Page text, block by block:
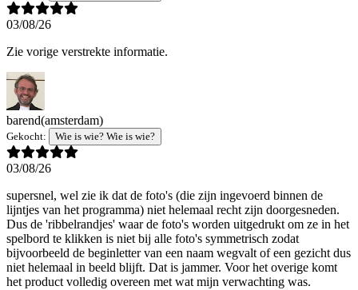
03/08/26
Zie vorige verstrekte informatie.
barend(amsterdam)
Gekocht: Wie is wie? Wie is wie?
03/08/26
supersnel, wel zie ik dat de foto's (die zijn ingevoerd binnen de
lijntjes van het programma) niet helemaal recht zijn doorgesneden.
Dus de 'ribbelrandjes' waar de foto's worden uitgedrukt om ze in het
spelbord te klikken is niet bij alle foto's symmetrisch zodat
bijvoorbeeld de beginletter van een naam wegvalt of een gezicht dus
niet helemaal in beeld blijft. Dat is jammer. Voor het overige komt
het product volledig overeen met wat mijn verwachting was.